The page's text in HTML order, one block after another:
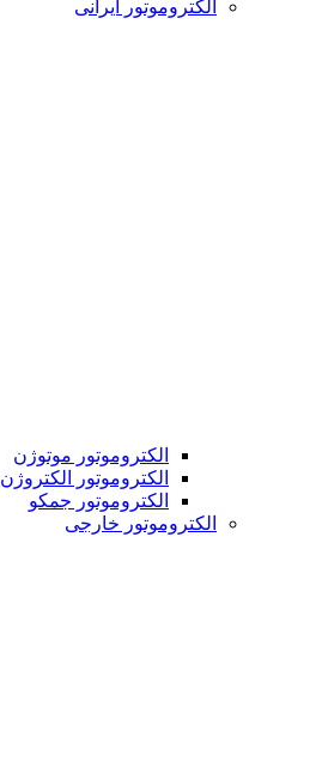
الکتروموتور ایرانی
الکتروموتور موتوژن
الکتروموتور الکتروژن
الکتروموتور جمکو
الکتروموتور خارجی